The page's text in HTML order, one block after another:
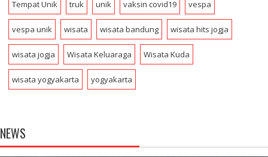
Tempat Unik truk unik vaksin covid19 vespa
vespa unik wisata wisata bandung wisata hits jogja
wisata jogja Wisata Keluaraga Wisata Kuda
wisata yogyakarta yogyakarta
NEWS